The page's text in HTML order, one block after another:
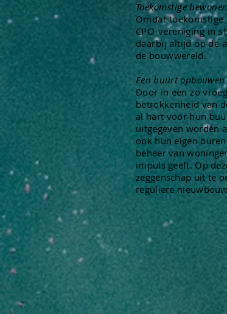
Toekomstige
Omdat
CPO-vereniging in
daarbijaltijd op de
de bouwwereld.
Een buurt opbouwen
Door in een zo
betrokkenheid van
al hart voor hun
uitgegeven worden
ook hun eigen
beheer van
impuls geeft. Op
zeggenschap uit te
reguliere